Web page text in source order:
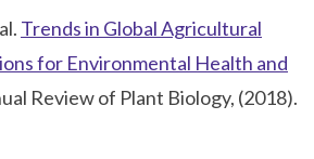
Trends in Global Agricultural
for Environmental Health and
Review of Plant Biology, (2018).